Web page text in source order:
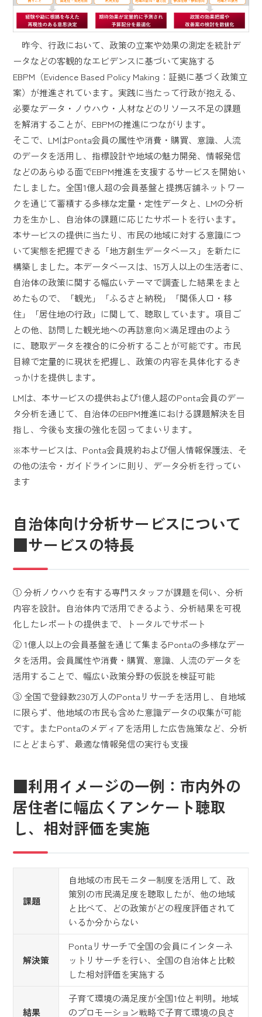
昨今、行政において、政策の立案や効果の測定を統計デ
ータなどの客観的なエビデンスに基づいて実施する
EBPM（Evidence Based Policy Making：証拠に基づく政策立
案）が推進されています。実践に当たって行政が抱える、
必要なデータ・ノウハウ・人材などのリソース不足の課題
を解消することが、EBPMの推進につながります。
そこで、LMはPonta会員の属性や消費・購買、意識、人流
のデータを活用し、指標設計や地域の魅力開発、情報発信
などのあらゆる面でEBPM推進を支援するサービスを開始い
たしました。全国1億人超の会員基盤と提携店舗ネットワー
クを通じて蓄積する多様な定量・定性データと、LMの分析
力を生かし、自治体の課題に応じたサポートを行います。
本サービスの提供に当たり、市民の地域に対する意識につ
いて実態を把握できる「地方創生データベース」を新たに
構築しました。本データベースは、15万人以上の生活者に、
自治体の政策に関する幅広いテーマで調査した結果をまと
めたもので、「観光」「ふるさと納税」「関係人口・移
住」「居住地の行政」に関して、聴取しています。項目ご
との他、訪問した観光地への再訪意向×満足理由のよう
に、聴取データを複合的に分析することが可能です。市民
目線で定量的に現状を把握し、政策の内容を具体化するき
っかけを提供します。
LMは、本サービスの提供および1億人超のPonta会員のデー
タ分析を通じて、自治体のEBPM推進における課題解決を目
指し、今後も支援の強化を図ってまいります。
※本サービスは、Ponta会員規約および個人情報保護法、そ
の他の法令・ガイドラインに則り、データ分析を行ってい
ます
自治体向け分析サービスについて
■サービスの特長
① 分析ノウハウを有する専門スタッフが課題を伺い、分析
内容を設計。自治体内で活用できるよう、分析結果を可視
化したレポートの提供まで、トータルでサポート
② 1億人以上の会員基盤を通じて集まるPontaの多様なデー
タを活用。会員属性や消費・購買、意識、人流のデータを
活用することで、幅広い政策分野の仮説を検証可能
③ 全国で登録数230万人のPontaリサーチを活用し、自地域
に限らず、他地域の市民も含めた意識データの収集が可能
です。またPontaのメディアを活用した広告施策など、分析
にとどまらず、最適な情報発信の実行も支援
■利用イメージの一例：市内外の
居住者に幅広くアンケート聴取
し、相対評価を実施
課題
自地域の市民モニター制度を活用して、政
策別の市民満足度を聴取したが、他の地域
と比べて、どの政策がどの程度評価されて
いるか分からない
解決策
Pontaリサーチで全国の会員にインターネ
ットリサーチを行い、全国の自治体と比較
した相対評価を実施する
結果
子育て環境の満足度が全国1位と判明。地域
のプロモーション戦略で子育て環境の良さ